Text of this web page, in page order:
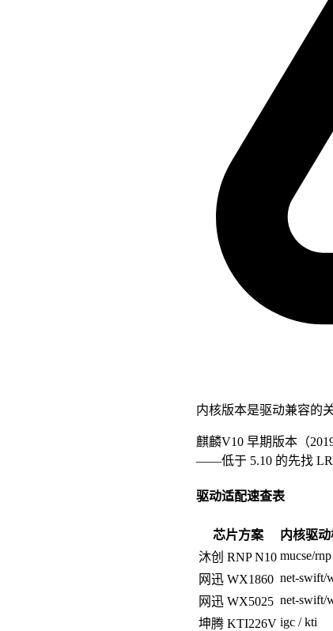
内核版本是驱动兼容的
麒麟V10 早期版本（
——低于 5.10 的先找
驱动适配速查表
芯片方案 内核驱
沐创 RNP N10 mucse/rnp
网迅 WX1860 net-swift/
网迅 WX5025 net-swift/
坤腾 KTI226V igc / kti